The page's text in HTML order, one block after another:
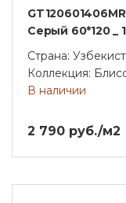
Серый 60*120 _
Страна:
Коллекция:
В наличии
2 790 руб./м2